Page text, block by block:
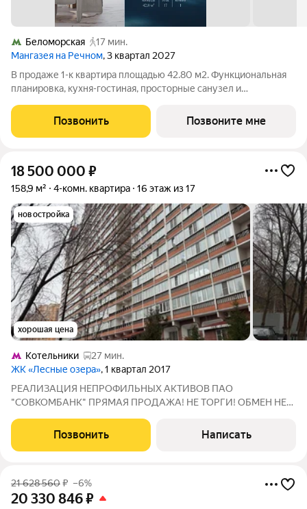
Беломорская
17 мин.
Мангазея на Речном, 3 квартал 2027
В продаже 1-к квартира площадью 42.80 м2. Функциональная
планировка, кухня-гостиная, просторные санузел и
этажного дома. Стоимость указана с учетом скидки 12%,
экономия составит 3 445 743 рублей!
Позвонить Позвоните мне
18 500 000 ₽
158,9 м² 4-комн. квартира 16 этаж из 17
новостройка
хорошая цена
Котельники
27 мин.
ЖК «Лесные озера», 1 квартал 2017
РЕАЛИЗАЦИЯ НЕПРОФИЛЬНЫХ АКТИВОВ ПАО
"СОВКОМБАНК" ПРЯМАЯ ПРОДАЖА! НЕ ТОРГИ! ОБМЕН НЕ
Дзержинский, ул. Угрешская, д. 32, кв. 531. КН:
50:64:0000000:3186. Продаем квартиру в ЖК «Лесные
Позвонить Написать
21 628 560₽ –6%
20 330 846₽